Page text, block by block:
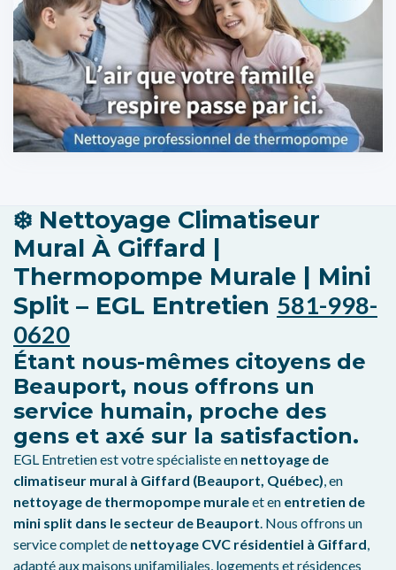
❄️ Nettoyage Climatiseur
Mural À Giffard |
Thermopompe Murale | Mini
Split – EGL Entretien 581-998-
0620
Étant nous-mêmes citoyens de
Beauport, nous offrons un
service humain, proche des
gens et axé sur la satisfaction.
EGL Entretien est votre spécialiste en nettoyage de
climatiseur mural à Giffard (Beauport, Québec), en
nettoyage de thermopompe muraleet en entretien de
mini split dans le secteur de Beauport. Nous offrons un
service complet de nettoyage CVC résidentiel à Giffard,
adapté aux maisons unifamiliales, logements et résidences